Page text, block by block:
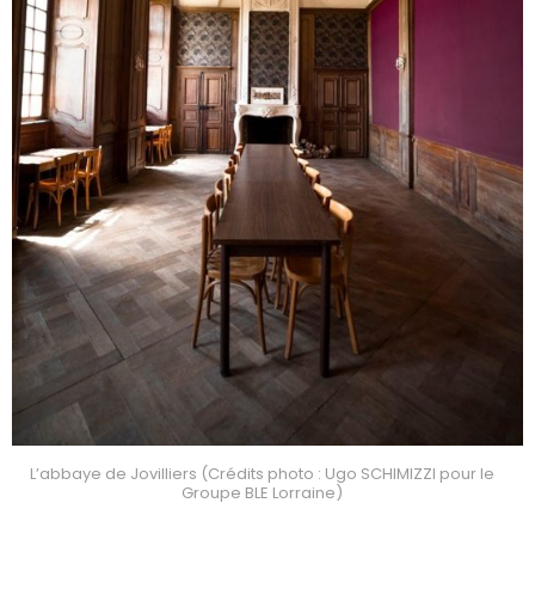
L’abbaye de Jovilliers (Crédits photo : Ugo SCHIMIZZI pour le
Groupe BLE Lorraine)